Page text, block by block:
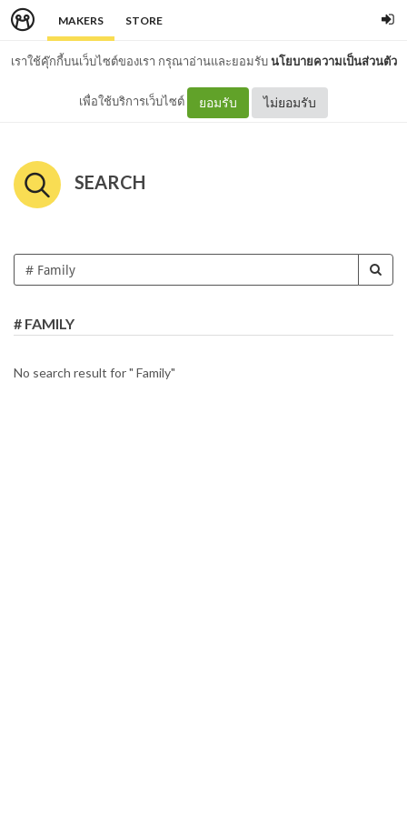
MAKERS STORE
เราใช้คุ๊กกี้บนเว็บไซต์ของเรา กรุณาอ่านและยอมรับนโยบายความเป็นส่วนตัว
เพื่อใช้บริการเว็บไซต์ ยอมรับ ไม่ยอมรับ
SEARCH
# FAMILY
No search result for " Family"